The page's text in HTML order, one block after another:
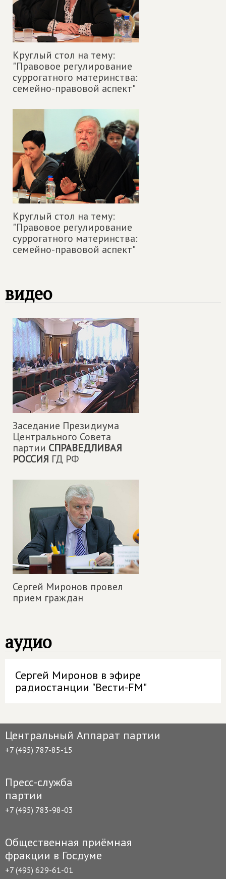
Круглый стол на тему:
"Правовое регулирование
суррогатного материнства:
семейно-правовой аспект"
Круглый стол на тему:
"Правовое регулирование
суррогатного материнства:
семейно-правовой аспект"
видео
Заседание Президиума
Центрального Совета
партии СПРАВЕДЛИВАЯ
РОССИЯ ГД РФ
Сергей Миронов провел
прием граждан
аудио
Сергей Миронов в эфире
радиостанции "Вести-FM"
Центральный Аппарат партии
+7 (495) 787-85-15
Пресс-служба
партии
+7 (495) 783-98-03
Общественная приёмная
фракции в Госдуме
+7 (495) 629-61-01